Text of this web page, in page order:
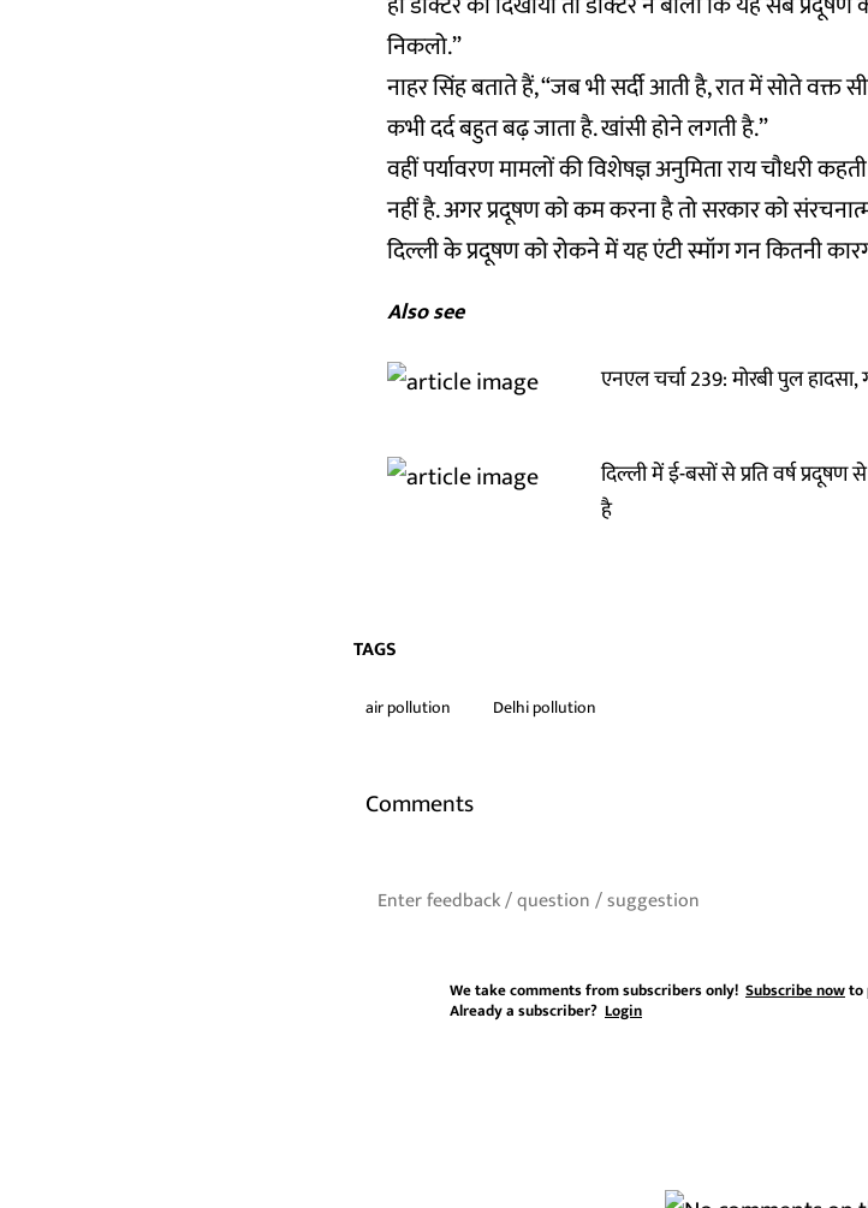
निकलो.”
नाहर सिंह बताते हैं, “जब भी सर्दी आती है, रात में सोते
कभी दर्द बहुत बढ़ जाता है. खांसी होने लगती है.”
वहीं पर्यावरण मामलों की विशेषज्ञ अनुमिता राय चौधरी
नहीं है. अगर प्रदूषण को कम करना है तो सरकार को
दिल्ली के प्रदूषण को रोकने में यह एंटी स्मॉग गन कितनी
Also see
एनएल चर्चा 239: मोरबी पुल हादसा,
दिल्ली में ई-बसों से प्रति वर्ष
है
TAGS
air pollution Delhi pollution
Comments
We take comments from subscribers only! Subscribe nowto
Already a subscriber? Login